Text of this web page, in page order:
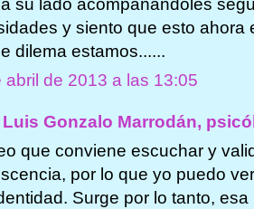
y siento que esto ahora
dilema estamos......
abril de 2013 a las 13:05
Gonzalo Marrodán,
que conviene escuchar y
por lo que yo puedo
Surge por lo tanto,